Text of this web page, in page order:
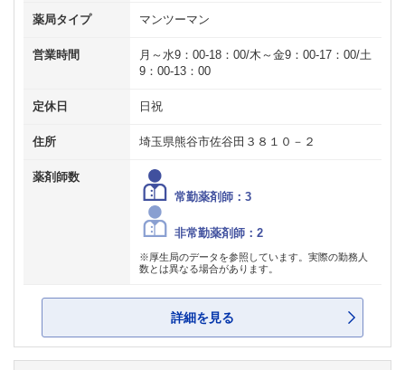
薬局タイプ マンツーマン
営業時間
月～水9：00-18：00/木～金9：00-17：00/土
9：00-13：00
定休日 日祝
住所 埼玉県熊谷市佐谷田３８１０－２
薬剤師数
常勤薬剤師：3
非常勤薬剤師：2
※厚生局のデータを参照しています。実際の勤務人
数とは異なる場合があります。
詳細を見る